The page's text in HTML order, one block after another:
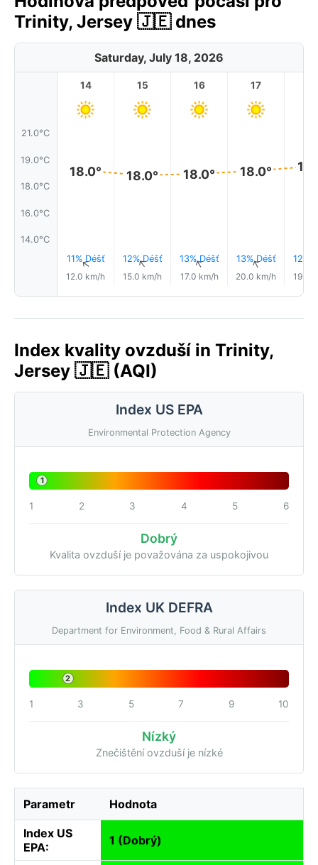
Trinity, Jersey 🇯🇪 dnes
Saturday, July 18, 2026
21.0°C
19.0°C
18.0°C
16.0°C
14.0°C
14
18.0°
11% Déšť
↑
12.0 km/h
15
18.0°
12% Déšť
↑
15.0 km/h
16
18.0°
13% Déšť
↑
17.0 km/h
17
18.0°
13% Déšť
↑
20.0 km/h
12%
19.0
Index kvality ovzduší in Trinity,
Jersey 🇯🇪 (AQI)
Index US EPA
Environmental Protection Agency
1
1 2 3 4 5 6
Dobrý
Kvalita ovzduší je považována za uspokojivou
Index UK DEFRA
Department for Environment, Food & Rural Affairs
2
1 3 5 7 9 10
Nízký
Znečištění ovzduší je nízké
Parametr Hodnota
Index US
EPA:
1 (Dobrý)